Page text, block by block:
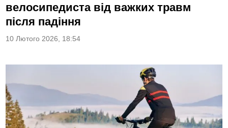
велосипедиста від важких травм
після падіння
10 Лютого 2026, 18:54